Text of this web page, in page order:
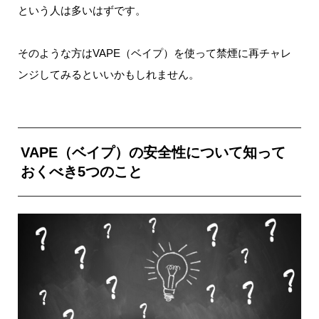
という人は多いはずです。
そのような方はVAPE（ベイプ）を使って禁煙に再チャレ
ンジしてみるといいかもしれません。
VAPE（ベイプ）の安全性について知って
おくべき5つのこと